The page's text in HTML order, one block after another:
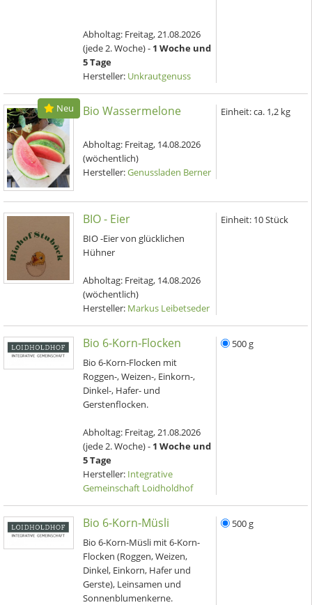
Abholtag: Freitag, 21.08.2026
(jede 2. Woche) - 1 Woche und
5 Tage
Hersteller: Unkrautgenuss
Neu Bio Wassermelone
Abholtag: Freitag, 14.08.2026
(wöchentlich)
Hersteller:Genussladen Berner
Einheit:ca. 1,2 kg
BIO - Eier
BIO -Eier von glücklichen
Hühner
Abholtag: Freitag, 14.08.2026
(wöchentlich)
Hersteller: Markus Leibetseder
Einheit: 10 Stück
Bio 6-Korn-Flocken
Bio 6-Korn-Flocken mit
Roggen-, Weizen-, Einkorn-,
Dinkel-, Hafer- und
Gerstenflocken.
Abholtag: Freitag, 21.08.2026
(jede 2. Woche) - 1 Woche und
5 Tage
Hersteller: Integrative
Gemeinschaft Loidholdhof
500 g
Bio 6-Korn-Müsli
Bio 6-Korn-Müsli mit 6-Korn-
Flocken (Roggen, Weizen,
Dinkel, Einkorn, Hafer und
Gerste), Leinsamen und
Sonnenblumenkerne.
500 g